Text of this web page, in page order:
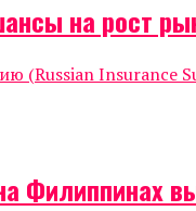
на рост
Insurance
Филиппинах